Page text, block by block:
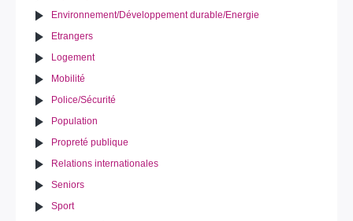
Environnement/Développement durable/Energie
Etrangers
Logement
Mobilité
Police/Sécurité
Population
Propreté publique
Relations internationales
Seniors
Sport